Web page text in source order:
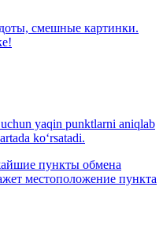
смешные картинки.
yaqin punktlarni aniqlab
ko‘rsatadi.
пункты обмена
местоположение пункта